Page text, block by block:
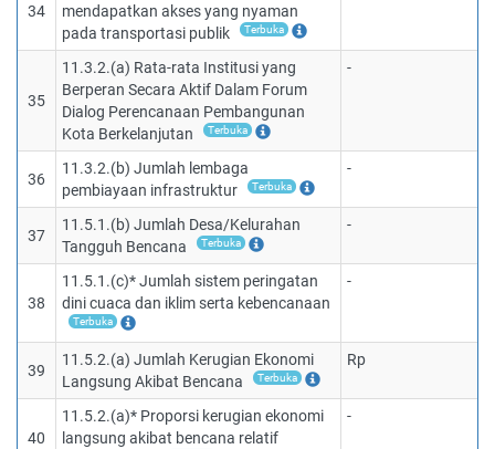
34
mendapatkan akses yang nyaman
pada transportasi publik
Terbuka
35
11.3.2.(a) Rata-rata Institusi yang
Berperan Secara Aktif Dalam Forum
Dialog Perencanaan Pembangunan
Kota Berkelanjutan
Terbuka
-
36
11.3.2.(b) Jumlah lembaga
pembiayaan infrastruktur
Terbuka
-
37
11.5.1.(b) Jumlah Desa/Kelurahan
Tangguh Bencana
Terbuka
-
38
11.5.1.(c)* Jumlah sistem peringatan
dini cuaca dan iklim serta kebencanaan
Terbuka
-
39
11.5.2.(a) Jumlah Kerugian Ekonomi
Langsung Akibat Bencana
Terbuka
Rp
40
11.5.2.(a)* Proporsi kerugian ekonomi
langsung akibat bencana relatif
-